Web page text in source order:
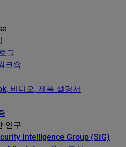
그
크숍
비디오, 제품 설명서
연구
Intelligence Group (SIG)